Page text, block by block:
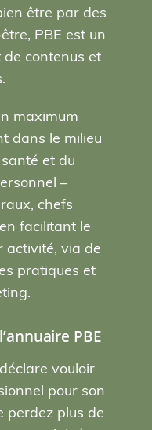
être par des
PBE est un
contenus et
maximum
dans le milieu
et du
–
chefs
facilitant le
activité, via de
pratiques et
PBE
vouloir
pour son
perdez plus de